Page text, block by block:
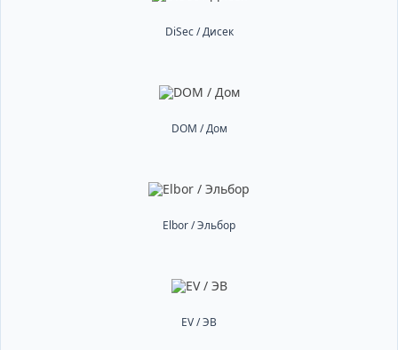
DiSec / Дисек
DOM / Дом
Elbor / Эльбор
EV / ЭВ